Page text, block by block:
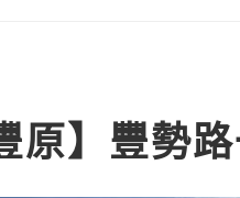
原】豐勢